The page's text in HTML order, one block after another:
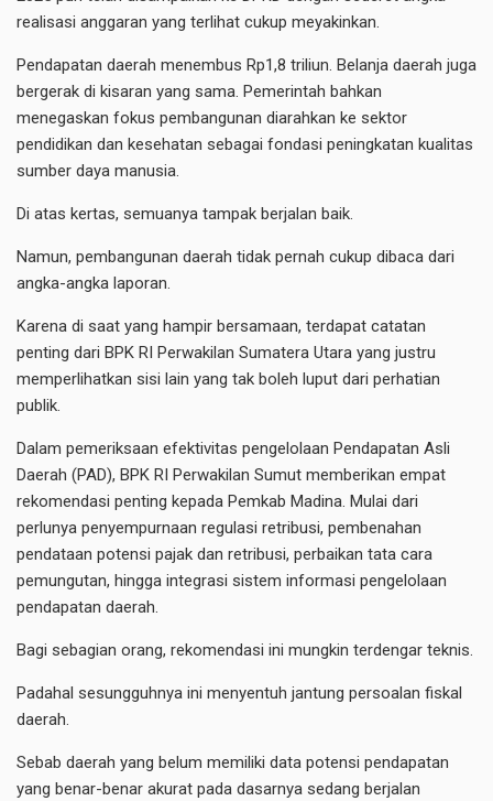
realisasi anggaran yang terlihat cukup meyakinkan.
Pendapatan daerah menembus Rp1,8 triliun. Belanja daerah juga
bergerak di kisaran yang sama. Pemerintah bahkan
menegaskan fokus pembangunan diarahkan ke sektor
pendidikan dan kesehatan sebagai fondasi peningkatan kualitas
sumber daya manusia.
Di atas kertas, semuanya tampak berjalan baik.
Namun, pembangunan daerah tidak pernah cukup dibaca dari
angka-angka laporan.
Karena di saat yang hampir bersamaan, terdapat catatan
penting dari BPK RI Perwakilan Sumatera Utara yang justru
memperlihatkan sisi lain yang tak boleh luput dari perhatian
publik.
Dalam pemeriksaan efektivitas pengelolaan Pendapatan Asli
Daerah (PAD), BPK RI Perwakilan Sumut memberikan empat
rekomendasi penting kepada Pemkab Madina. Mulai dari
perlunya penyempurnaan regulasi retribusi, pembenahan
pendataan potensi pajak dan retribusi, perbaikan tata cara
pemungutan, hingga integrasi sistem informasi pengelolaan
pendapatan daerah.
Bagi sebagian orang, rekomendasi ini mungkin terdengar teknis.
Padahal sesungguhnya ini menyentuh jantung persoalan fiskal
daerah.
Sebab daerah yang belum memiliki data potensi pendapatan
yang benar-benar akurat pada dasarnya sedang berjalan